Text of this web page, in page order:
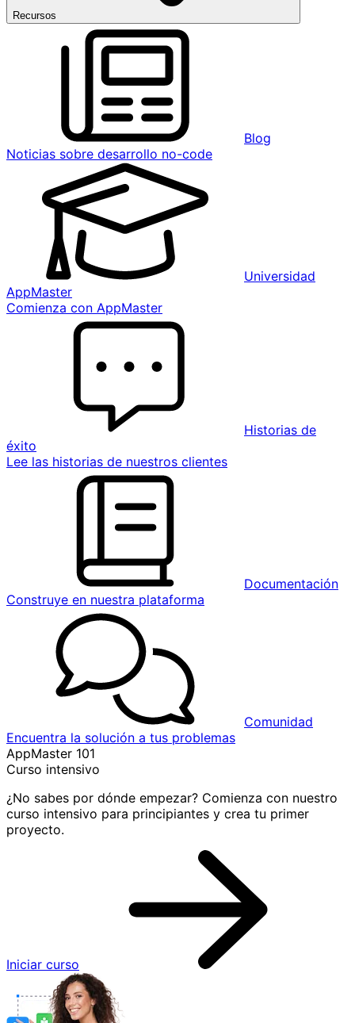
Recursos
Blog
Noticias sobre desarrollo no-code
Universidad
AppMaster
Comienza con AppMaster
Historias de
éxito
Lee las historias de nuestros clientes
Documentación
Construye en nuestra plataforma
Comunidad
Encuentra la solución a tus problemas
AppMaster 101
Curso intensivo
¿No sabes por dónde empezar? Comienza con nuestro
curso intensivo para principiantes y crea tu primer
proyecto.
Iniciar curso